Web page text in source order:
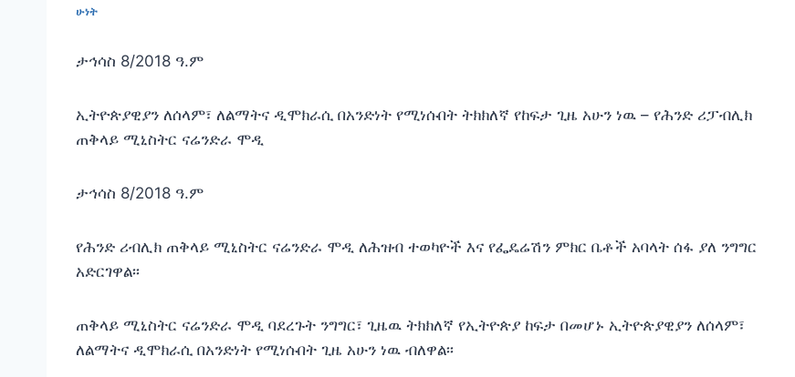
ሁነት
ታኅሳስ 8/2018 ዓ.ም
ኢትዮጵያዊያን ለሰላም፣ ለልማትና ዲሞክራሲ በአንድነት የሚነሱበት ትክክለኛ የከፍታ ጊዜ አሁን ነዉ – የሕንድ ሪፓብሊክ
ጠቅላይ ሚኒስትር ናሬንድራ ሞዲ
ታኅሳስ 8/2018 ዓ.ም
የሕንድ ሪብሊክ ጠቅላይ ሚኒስትር ናሬንድራ ሞዲ ለሕዝብ ተወካዮች እና የፌዴሬሽን ምክር ቤቶች አባላት ሰፋ ያለ ንግግር
አድርገዋል፡፡
ጠቅላይ ሚኒስትር ናሬንድራ ሞዲ ባደረጉት ንግግር፣ ጊዜዉ ትክክለኛ የኢትዮጵያ ከፍታ በመሆኑ ኢትዮጵያዊያን ለሰላም፣
ለልማትና ዲሞክራሲ በአንድነት የሚነሱበት ጊዜ አሁን ነዉ ብለዋል፡፡